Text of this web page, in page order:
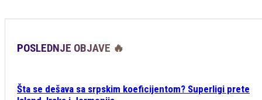
POSLEDNJE OBJAVE 🔥
Šta se dešava sa srpskim koeficijentom? Superligi prete